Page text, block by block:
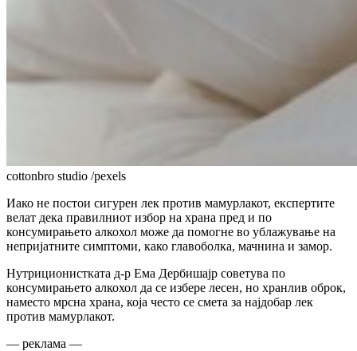
cottonbro studio /pexels
Иако не постои сигурен лек против мамурлакот, експертите
велат дека правилниот избор на храна пред и по
консумирањето алкохол може да помогне во ублажување на
непријатните симптоми, како главоболка, мачнина и замор.
Нутриционистката д-р Ема Дербишајр советува по
консумирањето алкохол да се избере лесен, но хранлив оброк,
наместо мрсна храна, која често се смета за најдобар лек
против мамурлакот.
— реклама —